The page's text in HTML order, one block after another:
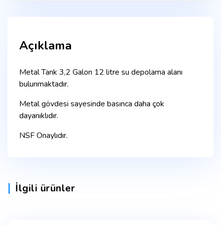
Açıklama
Metal Tank 3,2 Galon 12 litre su depolama alanı
bulunmaktadır.
Metal gövdesi sayesinde basınca daha çok
dayanıklıdır.
NSF Onaylıdır.
İlgili ürünler